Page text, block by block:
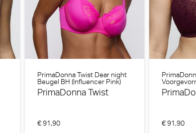
PrimaDonna Twist Dear night
Beugel BH (Influencer Pink)
PrimaDonna Twist
€ 91,90
BH
€ 91,90